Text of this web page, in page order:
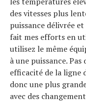
des vitesses plus
puissance délivrée
fait mes efforts en
utilisez le même
à une puissance.
efficacité de la ligne
donc une plus
avec des